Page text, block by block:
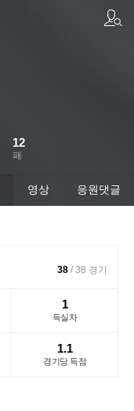
패
12
영상 응원댓글
득실차
1
경기당 득점
1.1
38 / 38 경기